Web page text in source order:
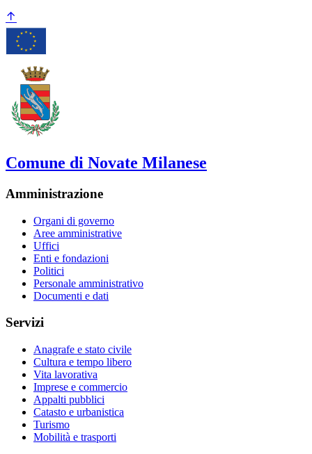
Comune di Novate Milanese
Amministrazione
Organi di governo
Aree amministrative
Uffici
Enti e fondazioni
Politici
Personale amministrativo
Documenti e dati
Servizi
Anagrafe e stato civile
Cultura e tempo libero
Vita lavorativa
Imprese e commercio
Appalti pubblici
Catasto e urbanistica
Turismo
Mobilità e trasporti